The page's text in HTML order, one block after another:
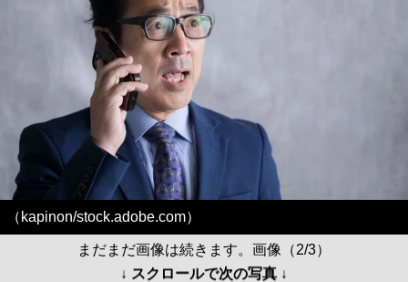
（kapinon/stock.adobe.com）
まだまだ画像は続きます。画像（2/3）
↓ スクロールで次の写真 ↓